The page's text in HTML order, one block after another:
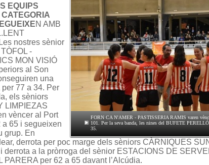
FORN CA N'AMER - PASTISSERIA RAMIS varen
101. Per la seva banda, les nines del BUFETE
35.
EQUIPS
N AMB
nostres sènior
-
MON VISIÓ
al Son
una
77 a 34. Per
els sèniors
LIMPIEZAS
vèncer al Port
a 65 i segueixen
grup. En
derrota per poc marge dels sèniors CÀRNIQUES
derrota a la pròrroga del sènior ESTACIONS DE
PARERA per 62 a 65 davant l’Alcúdia.